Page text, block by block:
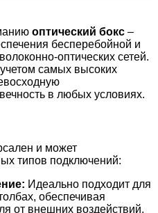
оптический бокс –
бесперебойной и
оптических сетей.
самых высоких
в любых условиях.
и может
типов подключений:
Идеально подходит для
обеспечивая
от внешних воздействий.